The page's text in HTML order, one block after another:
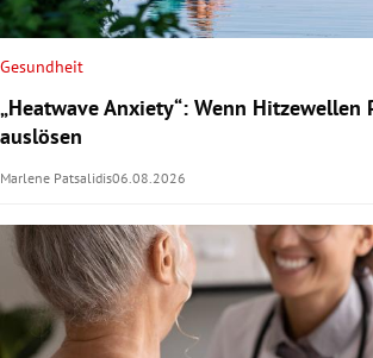
Gesundheit
„Heatwave Anxiety“: Wenn Hitzewellen
auslösen
Marlene Patsalidis06.08.2026